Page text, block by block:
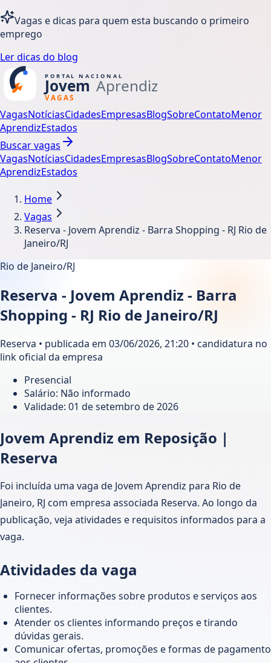
Vagas e dicas para quem esta buscando o primeiro
emprego
Ler dicas do blog
VagasNotíciasCidadesEmpresasBlogSobreContatoMenor
AprendizEstados
Buscar vagas
VagasNotíciasCidadesEmpresasBlogSobreContatoMenor
AprendizEstados
Home
Vagas
Reserva - Jovem Aprendiz - Barra Shopping - RJ Rio de
Janeiro/RJ
Rio de Janeiro/RJ
Reserva - Jovem Aprendiz - Barra
Shopping - RJ Rio de Janeiro/RJ
Reserva • publicada em 03/06/2026, 21:20 • candidatura no
link oficial da empresa
Presencial
Salário: Não informado
Validade: 01 de setembro de 2026
Jovem Aprendiz em Reposição |
Reserva
Foi incluída uma vaga de Jovem Aprendiz para Rio de
Janeiro, RJ com empresa associada Reserva. Ao longo da
publicação, veja atividades e requisitos informados para a
vaga.
Atividades da vaga
Fornecer informações sobre produtos e serviços aos
clientes.
Atender os clientes informando preços e tirando
dúvidas gerais.
Comunicar ofertas, promoções e formas de pagamento